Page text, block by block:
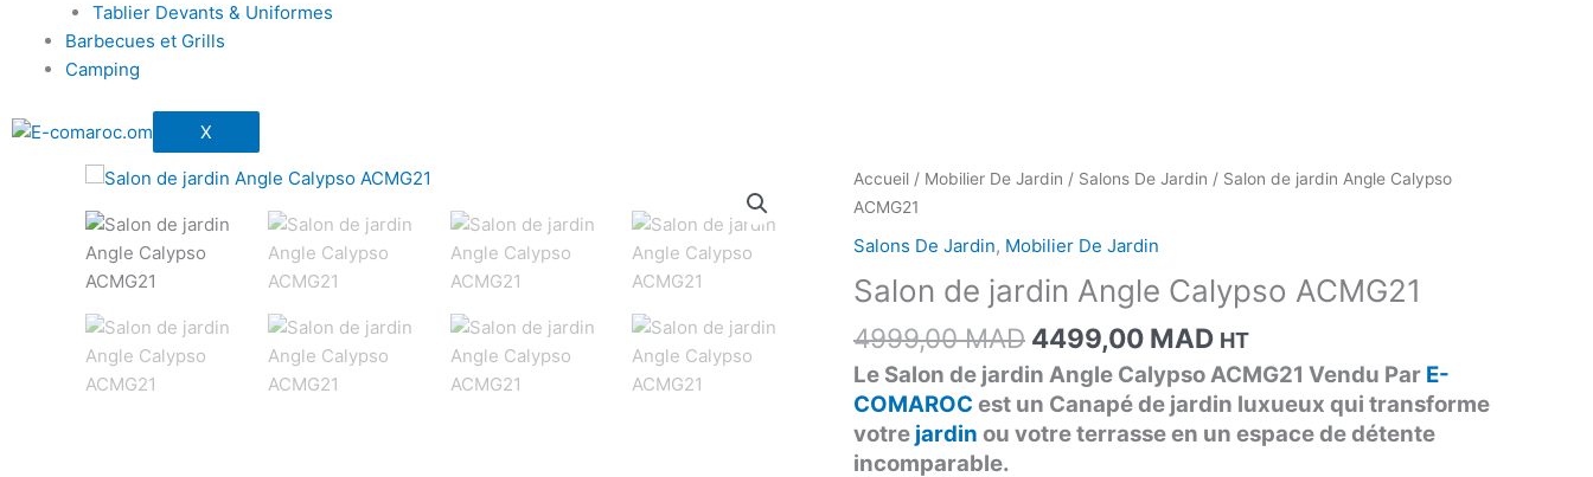
Tablier Devants & Uniformes
Barbecues et Grills
Camping
X
Accueil / Mobilier De Jardin / Salons De Jardin / Salon de jardin Angle Calypso
ACMG21
Salons De Jardin, Mobilier De Jardin
Salon de jardin Angle Calypso ACMG21
4999,00MAD
Le
initial
était :
4999,00 MAD.
4499,00 MAD
Le
4499,00 MAD.
HT
Le Salon de jardin Angle Calypso ACMG21 Vendu Par E-
COMAROC est un Canapé de jardin luxueux qui transforme
votre jardin ou votre terrasse en un espace de détente
incomparable.
quantité
de
jardin
Calypso
ACMG21